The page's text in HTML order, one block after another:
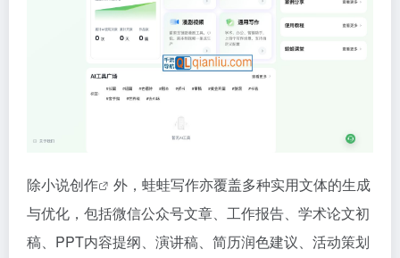
除小说创作
外，蛙蛙写作亦覆盖多种实用文体的生成
与优化，包括微信公众号文章、工作报告、学术论文初
稿、PPT内容提纲、演讲稿、简历润色建议、活动策划